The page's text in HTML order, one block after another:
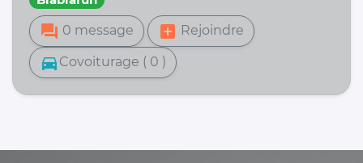
forum 0 message add_box Rejoindre
directions_car Covoiturage ( 0 )